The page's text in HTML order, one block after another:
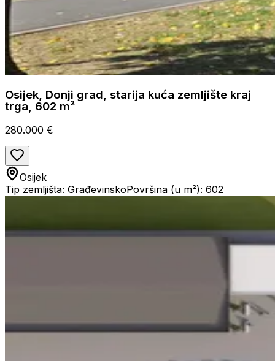
Osijek, Donji grad, starija kuća zemljište kraj
trga, 602 m²
280.000 €
Osijek
Tip zemljišta: GrađevinskoPovršina (u m²): 602